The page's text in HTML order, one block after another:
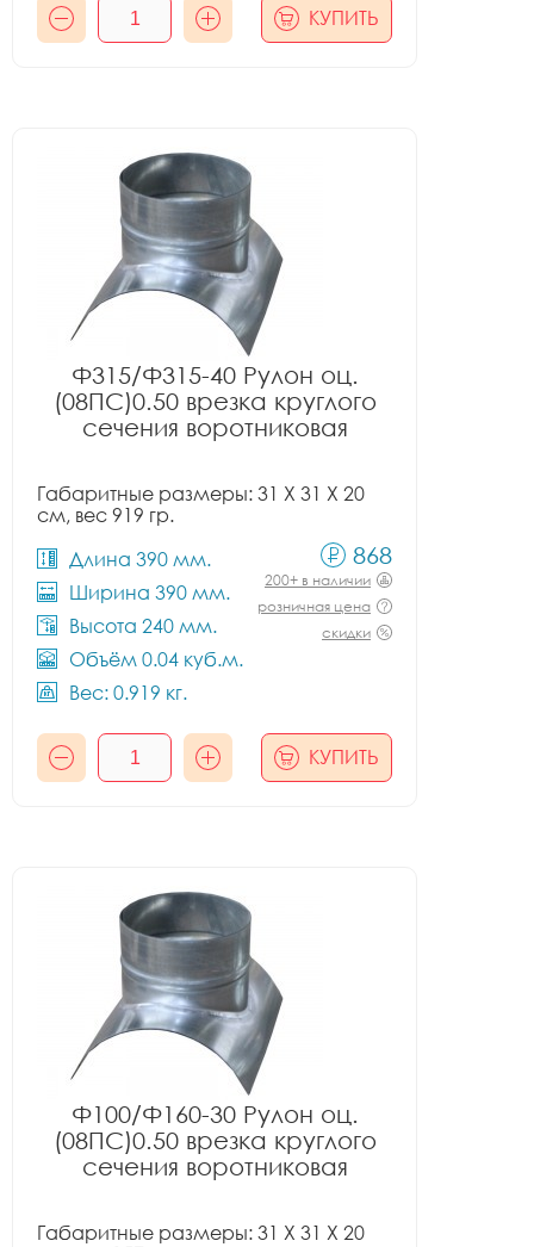
КУПИТЬ
Ф315/Ф315-40 Рулон оц.
(08ПС)0.50 врезка круглого
сечения воротниковая
Габаритные размеры: 31 X 31 X 20
см, вес 919 гр.
Длина 390 мм.
Ширина 390 мм.
Высота 240 мм.
Объём 0.04 куб.м.
Вес: 0.919 кг.
868
200+ в наличии
розничная цена
скидки
КУПИТЬ
Ф100/Ф160-30 Рулон оц.
(08ПС)0.50 врезка круглого
сечения воротниковая
Габаритные размеры: 31 X 31 X 20